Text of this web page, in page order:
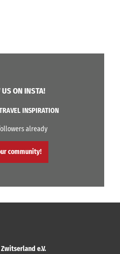
US ON INSTA!
INSPIRATION
already
community!
e.V.